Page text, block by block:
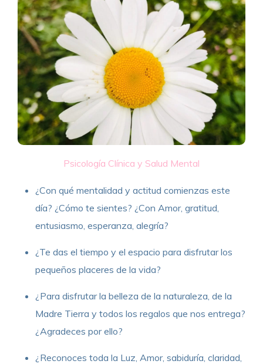
Psicología Clínica y Salud Mental
¿Con qué mentalidad y actitud comienzas este
día? ¿Cómo te sientes? ¿Con Amor, gratitud,
entusiasmo, esperanza, alegría?
¿Te das el tiempo y el espacio para disfrutar los
pequeños placeres de la vida?
¿Para disfrutar la belleza de la naturaleza, de la
Madre Tierra y todos los regalos que nos entrega?
¿Agradeces por ello?
¿Reconoces toda la Luz, Amor, sabiduría, claridad,